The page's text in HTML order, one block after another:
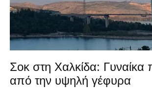
Σοκ στη Χαλκίδα: Γυναίκα
από την υψηλή γέφυρα